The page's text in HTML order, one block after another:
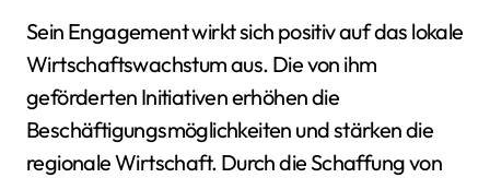
Sein Engagement wirkt sich positiv auf das lokale
Wirtschaftswachstum aus. Die von ihm
geförderten Initiativen erhöhen die
Beschäftigungsmöglichkeiten und stärken die
regionale Wirtschaft. Durch die Schaffung von